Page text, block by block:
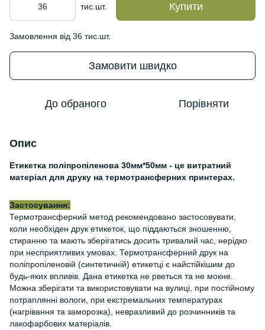
тис.шт. Купити
Замовлення від 36 тис.шт.
Замовити швидко
До обраного Порівняти
Опис
Етикетка поліпропіленова 30мм*50мм - це витратний
матеріал для друку на термотрансферних принтерах.
Застосування:
Термотрансферний метод рекомендовано застосовувати,
коли необхіден друк етикеток, що піддаються зношенню,
стиранню та мають зберігатись досить тривалий час, нерідко
при несприятливих умовах. Термотрансферний друк на
поліпропіленовій (синтетичній) етикетці є найстійкішим до
будь-яких впливів. Дана етикетка не рветься та не мокне.
Можна зберігати та використовувати на вулиці, при постійному
потраплянні вологи, при екстремальних температурах
(нагрівання та заморозка), невразливий до розчинників та
лакофарбових матеріалів.